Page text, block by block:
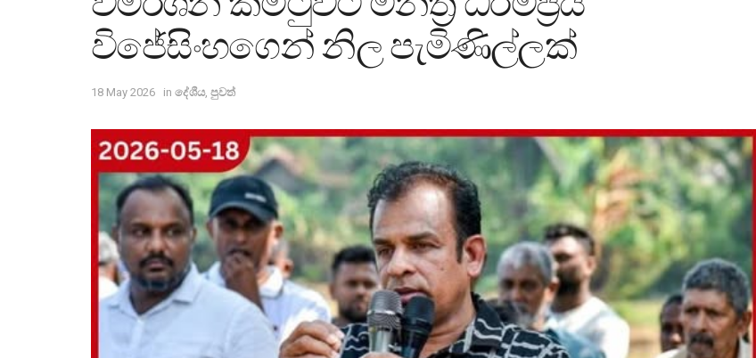
විජේසිංහගෙන් නිල පැමිණිල්ලක්
18 May 2026 in දේශීය, පුවත්